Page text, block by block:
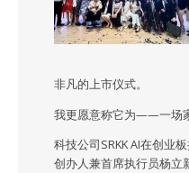
非凡的上市仪式。
我更愿意称它为——一场
科技公司SRKK AI在创业
创办人兼首席执行员杨立